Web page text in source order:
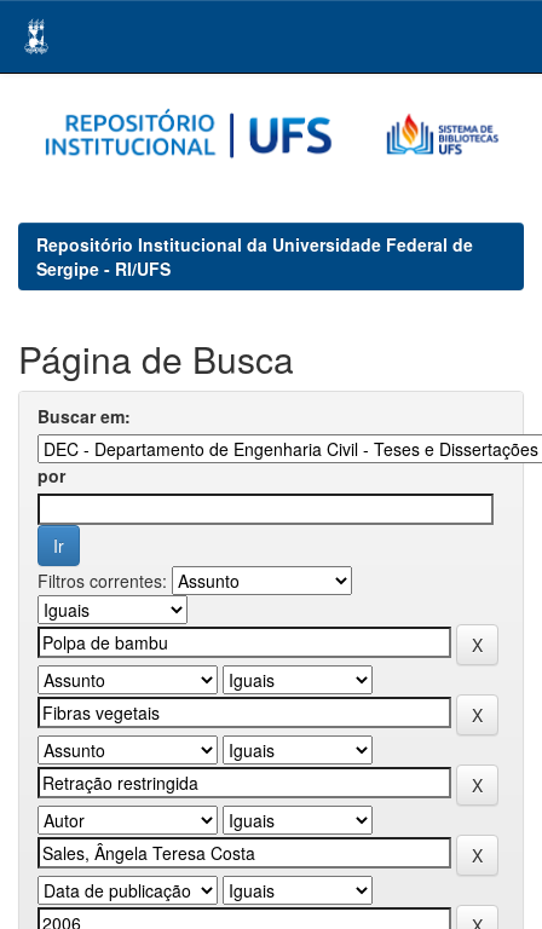
navigation
Repositório Institucional da Universidade Federal de
Sergipe - RI/UFS
Página de Busca
Buscar em:
por
Filtros correntes: